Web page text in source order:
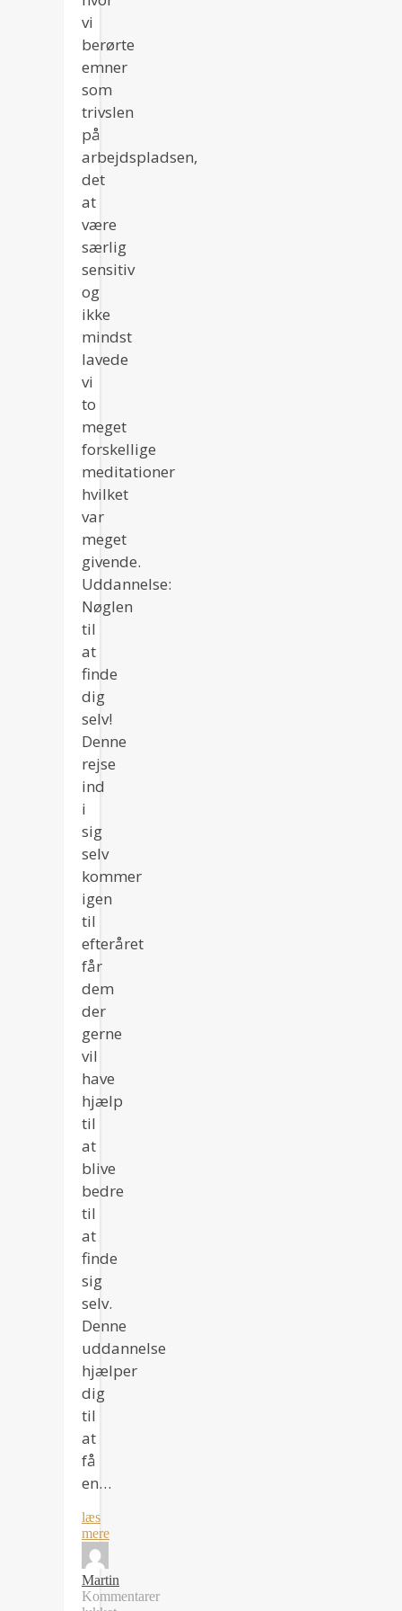
vi
berørte
emner
som
trivslen
på
arbejdspladsen,
det
at
være
særlig
sensitiv
og
ikke
mindst
lavede
vi
to
meget
forskellige
meditationer
hvilket
var
meget
givende.
Uddannelse:
Nøglen
til
at
finde
dig
selv!
Denne
rejse
ind
i
sig
selv
kommer
igen
til
efteråret
får
dem
der
gerne
vil
have
hjælp
til
at
blive
bedre
til
at
finde
sig
selv.
Denne
uddannelse
hjælper
dig
til
at
få
en…
læs
mere
Martin
Kommentarer